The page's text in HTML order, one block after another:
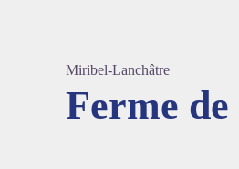
Miribel-Lanchâtre
Ferme